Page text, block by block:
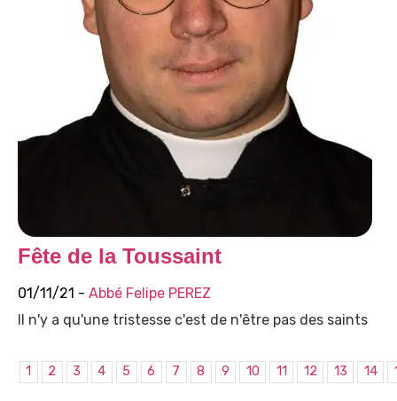
Fête de la Toussaint
01/11/21 - Abbé Felipe PEREZ
Il n'y a qu'une tristesse c'est de n'être pas des saints
1 2 3 4 5 6 7 8 9 10 11 12 13 14